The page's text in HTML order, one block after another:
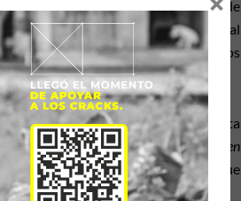
el reclutamiento de menores de
la niñez como sujetos de especial
que ponga en riesgo la vida y los
normativo de Colombia en esta
relativo a la participación de los niños en
a menores de 18 años y que